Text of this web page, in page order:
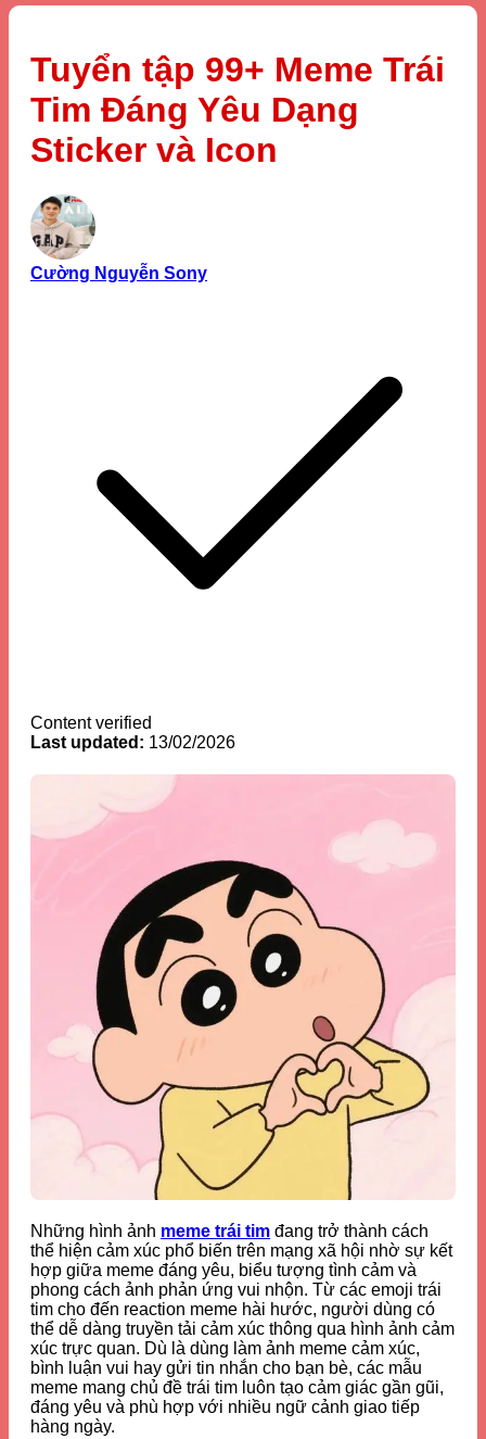
Tuyển tập 99+ Meme Trái
Tim Đáng Yêu Dạng
Sticker và Icon
Cường Nguyễn Sony
Content verified
Last updated: 13/02/2026
Những hình ảnh meme trái tim đang trở thành cách
thể hiện cảm xúc phổ biến trên mạng xã hội nhờ sự kết
hợp giữa meme đáng yêu, biểu tượng tình cảm và
phong cách ảnh phản ứng vui nhộn. Từ các emoji trái
tim cho đến reaction meme hài hước, người dùng có
thể dễ dàng truyền tải cảm xúc thông qua hình ảnh cảm
xúc trực quan. Dù là dùng làm ảnh meme cảm xúc,
bình luận vui hay gửi tin nhắn cho bạn bè, các mẫu
meme mang chủ đề trái tim luôn tạo cảm giác gần gũi,
đáng yêu và phù hợp với nhiều ngữ cảnh giao tiếp
hàng ngày.